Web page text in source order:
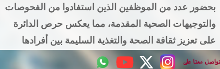
بحضور عدد من الموظفين الذين استفادوا من الفحوصات
والتوجيهات الصحية المقدمة، مما يعكس حرص الدائرة
على تعزيز ثقافة الصحة والتغذية السليمة بين أفرادها
معنا على